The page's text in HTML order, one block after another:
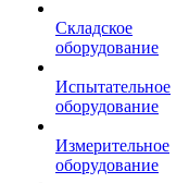
Складское
оборудование
Испытательное
оборудование
Измерительное
оборудование